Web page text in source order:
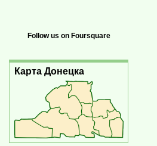
Follow us on Foursquare
Карта Донецка